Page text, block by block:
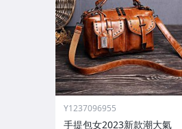
Y1237096955
手提包女2023新款潮大氣